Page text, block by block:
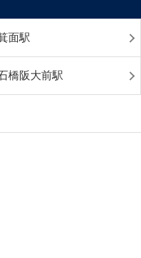
面駅
橋阪大前駅